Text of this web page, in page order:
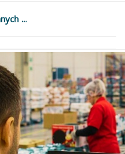
...